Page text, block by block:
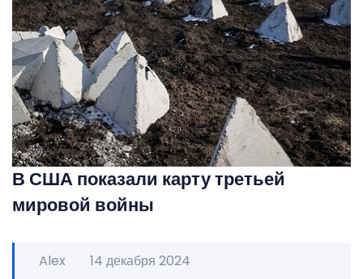
В США показали карту третьей
мировой войны
Alex 14 декабря 2024